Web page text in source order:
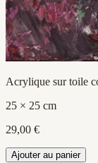
Acrylique sur toile
25 × 25 cm
29,00 €
Ajouter au panier